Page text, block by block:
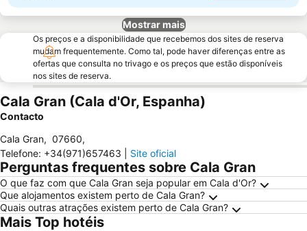
Mostrar mais
Os preços e a disponibilidade que recebemos dos sites de reserva
mudam frequentemente. Como tal, pode haver diferenças entre as
ofertas que consulta no trivago e os preços que estão disponíveis
nos sites de reserva.
Cala Gran (Cala d'Or, Espanha)
Contacto
Cala Gran, 07660,
Telefone: +34(971)657463 Site oficial
Perguntas frequentes sobre Cala Gran
O que faz com que Cala Gran seja popular em Cala d'Or?
Que alojamentos existem perto de Cala Gran?
Quais outras atrações existem perto de Cala Gran?
Mais Top hotéis